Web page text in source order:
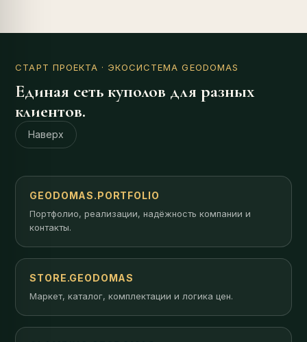
СТАРТ ПРОЕКТА · ЭКОСИСТЕМА GEODOMAS
Единая сеть куполов для разных
клиентов.
Наверх
GEODOMAS.PORTFOLIO
Портфолио, реализации, надёжность компании и
контакты.
STORE.GEODOMAS
Маркет, каталог, комплектации и логика цен.